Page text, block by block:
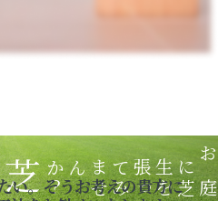
ん
？
い。そうお考えの貴方に